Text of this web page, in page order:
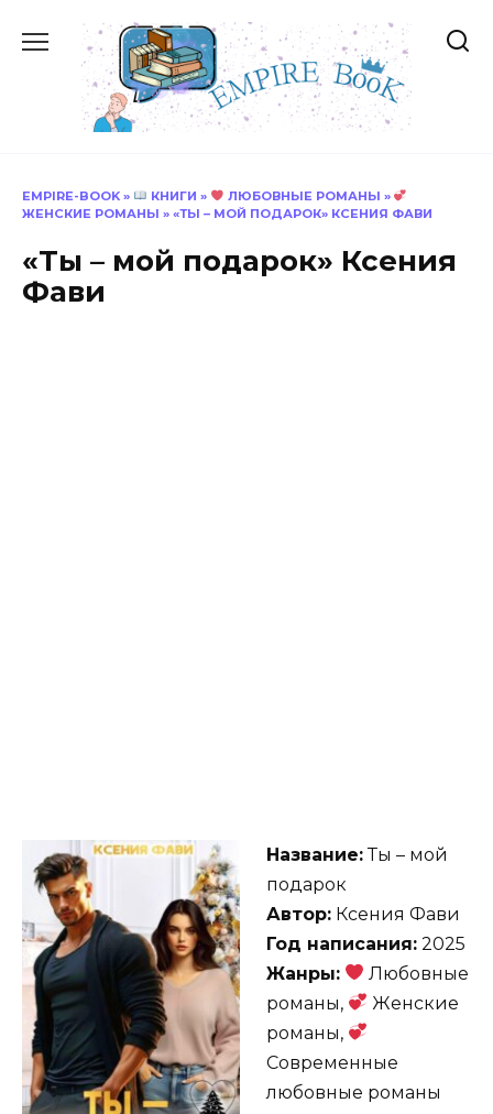
содержанию
EMPIRE-BOOK » КНИГИ » ЛЮБОВНЫЕ РОМАНЫ »
ЖЕНСКИЕ РОМАНЫ » «ТЫ – МОЙ ПОДАРОК» КСЕНИЯ ФАВИ
«Ты – мой подарок» Ксения
Фави
Название:Ты – мой
подарок
Автор: Ксения Фави
Год написания: 2025
Жанры:
Любовные
романы,
Женские
романы,
Современные
любовные романы